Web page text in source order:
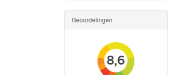
Beoordelingen